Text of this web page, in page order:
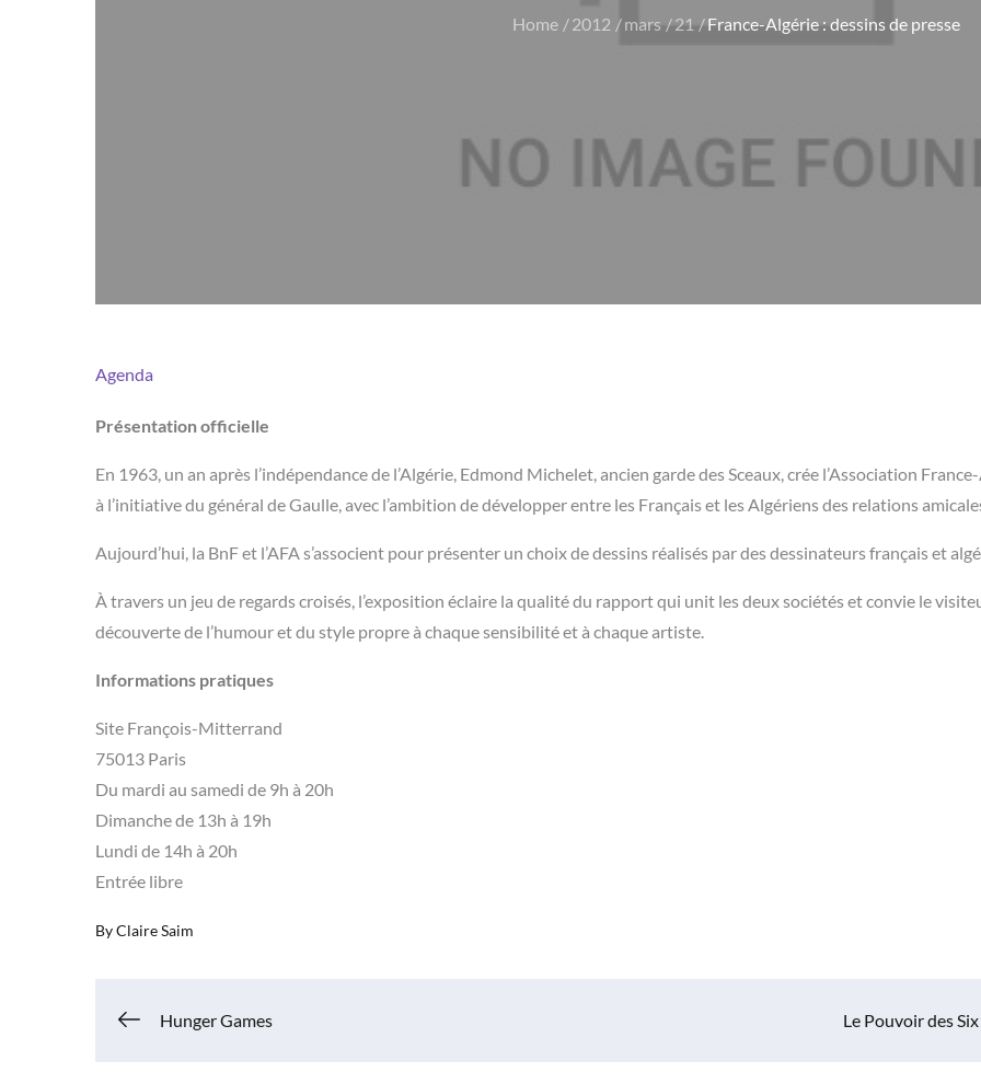
Home 2012 mars 21 France-Algérie : dessins de presse
Agenda
Présentation officielle
En 1963, un an après l’indépendance de l’Algérie, Edmond Michelet, ancien garde des Sceaux, crée l’Association
à l’initiative du général de Gaulle, avec l’ambition de développer entre les Français et les Algériens des relations
Aujourd’hui, la BnF et l’AFA s’associent pour présenter un choix de dessins réalisés par des dessinateurs français et
À travers un jeu de regards croisés, l’exposition éclaire la qualité du rapport qui unit les deux sociétés et convie le
découverte de l’humour et du style propre à chaque sensibilité et à chaque artiste.
Informations pratiques
Site François-Mitterrand
75013 Paris
Du mardi au samedi de 9h à 20h
Dimanche de 13h à 19h
Lundi de 14h à 20h
Entrée libre
ByClaire Saim
Navigation
Hunger Games Le Pouvoir des Six